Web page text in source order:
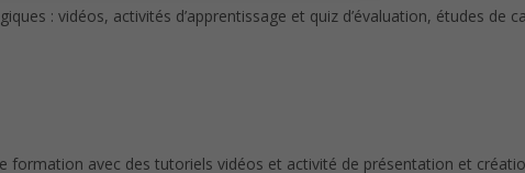
: vidéos, activités d’apprentissage et quiz d’évaluation, études de
formation avec des tutoriels vidéos et activité de présentation et